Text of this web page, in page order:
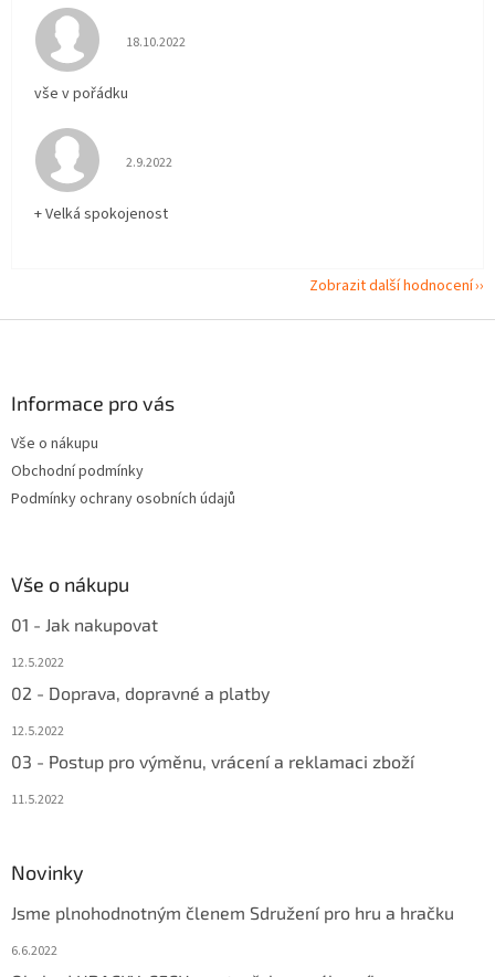
Hodnocení obchodu je 5 z 5 hvězdiček.
18.10.2022
vše v pořádku
Hodnocení obchodu je 5 z 5 hvězdiček.
2.9.2022
+ Velká spokojenost
Zobrazit další hodnocení
Informace pro vás
Vše o nákupu
Obchodní podmínky
Podmínky ochrany osobních údajů
Vše o nákupu
01 - Jak nakupovat
12.5.2022
02 - Doprava, dopravné a platby
12.5.2022
03 - Postup pro výměnu, vrácení a reklamaci zboží
11.5.2022
Novinky
Jsme plnohodnotným členem Sdružení pro hru a hračku
6.6.2022